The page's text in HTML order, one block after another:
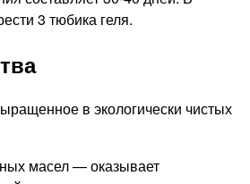
3 тюбика геля.
в экологически чистых
масел — оказывает